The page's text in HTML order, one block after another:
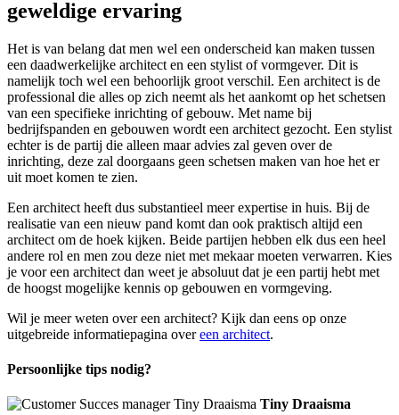
geweldige ervaring
Het is van belang dat men wel een onderscheid kan maken tussen
een daadwerkelijke architect en een stylist of vormgever. Dit is
namelijk toch wel een behoorlijk groot verschil. Een architect is de
professional die alles op zich neemt als het aankomt op het schetsen
van een specifieke inrichting of gebouw. Met name bij
bedrijfspanden en gebouwen wordt een architect gezocht. Een stylist
echter is de partij die alleen maar advies zal geven over de
inrichting, deze zal doorgaans geen schetsen maken van hoe het er
uit moet komen te zien.
Een architect heeft dus substantieel meer expertise in huis. Bij de
realisatie van een nieuw pand komt dan ook praktisch altijd een
architect om de hoek kijken. Beide partijen hebben elk dus een heel
andere rol en men zou deze niet met mekaar moeten verwarren. Kies
je voor een architect dan weet je absoluut dat je een partij hebt met
de hoogst mogelijke kennis op gebouwen en vormgeving.
Wil je meer weten over een architect? Kijk dan eens op onze
uitgebreide informatiepagina overeen architect.
Persoonlijke tips nodig?
Tiny Draaisma